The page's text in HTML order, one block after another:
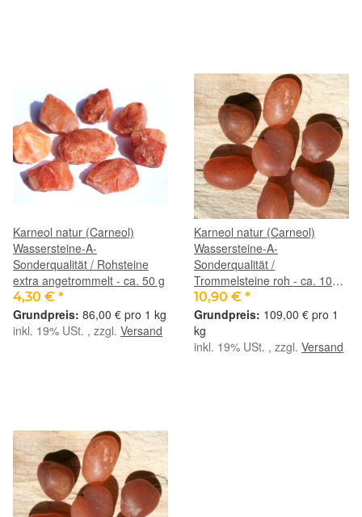
Karneol natur (Carneol)
Wassersteine-A-
Sonderqualität / Rohsteine
extra angetrommelt - ca. 50 g
4,30 € *
86,00 € pro 1 kg
inkl. 19% USt. , zzgl. Versand
Karneol natur (Carneol)
Wassersteine-A-
Sonderqualität /
Trommelsteine roh - ca. 100 g
(GKS)
10,90 € *
109,00 € pro 1
kg
inkl. 19% USt. , zzgl. Versand